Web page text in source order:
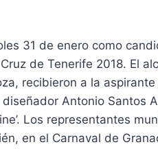
31 de enero como
de Tenerife 2018. El
recibieron a la
Antonio Santos
Los representantes
en el Carnaval de